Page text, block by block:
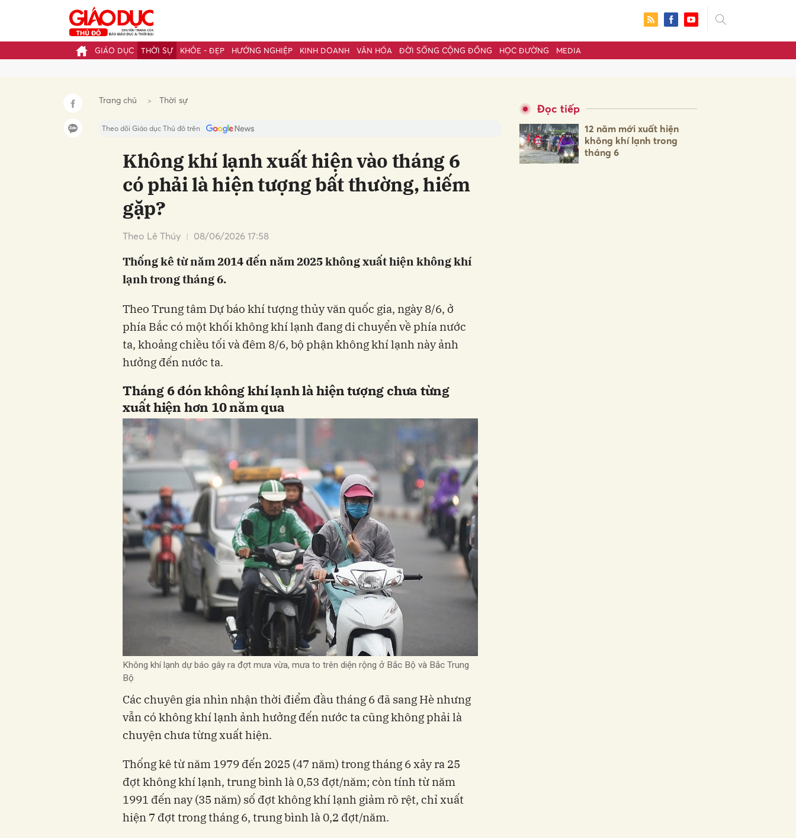
GIÁO DỤC THỜI SỰ KHỎE - ĐẸP HƯỚNG NGHIỆP KINH DOANH VĂN HÓA ĐỜI SỐNG CỘNG ĐỒNG HỌC ĐƯỜNG MEDIA
Trang chủ Thời sự
Theo dõi Giáo dục Thủ đô trên
Không khí lạnh xuất hiện vào tháng 6
có phải là hiện tượng bất thường, hiếm
gặp?
Theo Lê Thúy 08/06/2026 17:58
Thống kê từ năm 2014 đến năm 2025 không xuất hiện không khí
lạnh trong tháng 6.
Theo Trung tâm Dự báo khí tượng thủy văn quốc gia, ngày 8/6, ở
phía Bắc có một khối không khí lạnh đang di chuyển về phía nước
ta, khoảng chiều tối và đêm 8/6, bộ phận không khí lạnh này ảnh
hưởng đến nước ta.
Tháng 6 đón không khí lạnh là hiện tượng chưa từng
xuất hiện hơn 10 năm qua
Không khí lạnh dự báo gây ra đợt mưa vừa, mưa to trên diện rộng ở Bắc Bộ và Bắc Trung
Bộ
Các chuyên gia nhìn nhận thời điểm đầu tháng 6 đã sang Hè nhưng
vẫn có không khí lạnh ảnh hưởng đến nước ta cũng không phải là
chuyện chưa từng xuất hiện.
Thống kê từ năm 1979 đến 2025 (47 năm) trong tháng 6 xảy ra 25
đợt không khí lạnh, trung bình là 0,53 đợt/năm; còn tính từ năm
1991 đến nay (35 năm) số đợt không khí lạnh giảm rõ rệt, chỉ xuất
hiện 7 đợt trong tháng 6, trung bình là 0,2 đợt/năm.
Đọc tiếp
12 năm mới xuất hiện
không khí lạnh trong
tháng 6
Gửi bình luận